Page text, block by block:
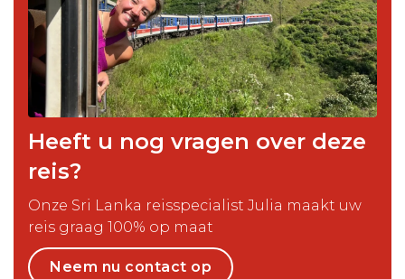
Heeft u nog vragen over deze
reis?
Onze Sri Lanka reisspecialist Julia maakt uw
reis graag 100% op maat
Neem nu contact op